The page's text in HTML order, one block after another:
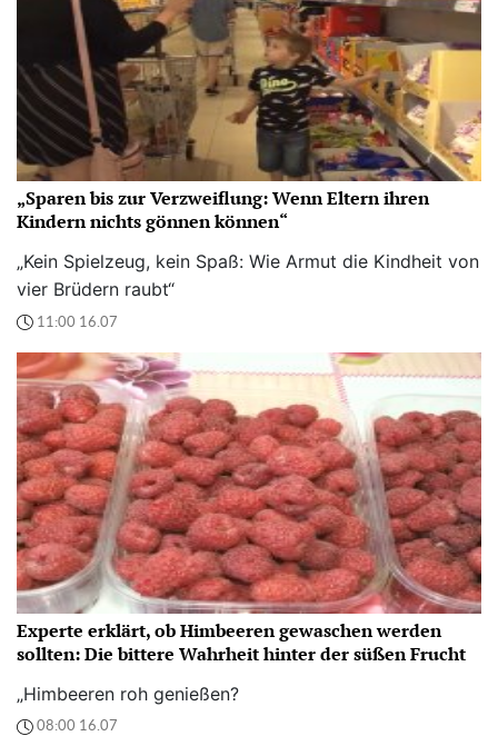
„Sparen bis zur Verzweiflung: Wenn Eltern ihren
Kindern nichts gönnen können“
„Kein Spielzeug, kein Spaß: Wie Armut die Kindheit von
vier Brüdern raubt“
11:00 16.07
Experte erklärt, ob Himbeeren gewaschen werden
sollten: Die bittere Wahrheit hinter der süßen Frucht
„Himbeeren roh genießen?
08:00 16.07